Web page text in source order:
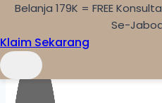
Skip to content
Belanja 179K = FREE
Se-
Klaim Sekarang